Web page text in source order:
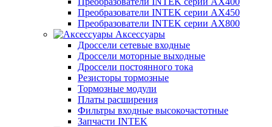
Преобразователи INTEK серии AX450
Преобразователи INTEK серии AX800
Аксессуары
Дроссели сетевые входные
Дроссели моторные выходные
Дроссели постоянного тока
Резисторы тормозные
Тормозные модули
Платы расширения
Фильтры входные высокочастотные
Запчасти INTEK